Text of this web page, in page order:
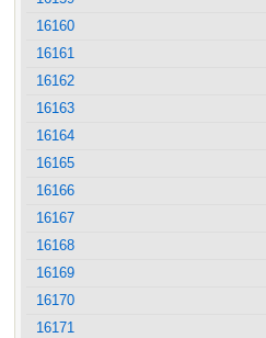
16160
16161
16162
16163
16164
16165
16166
16167
16168
16169
16170
16171